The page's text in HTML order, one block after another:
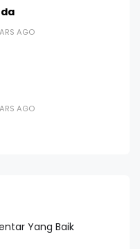
AGO
AGO
Yang Baik